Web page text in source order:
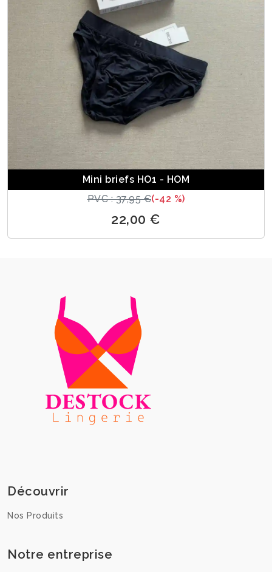
Mini briefs HO1 - HOM
PVC : 37,95 €(-42 %)
22,00 €
Découvrir
Nos Produits
Notre entreprise